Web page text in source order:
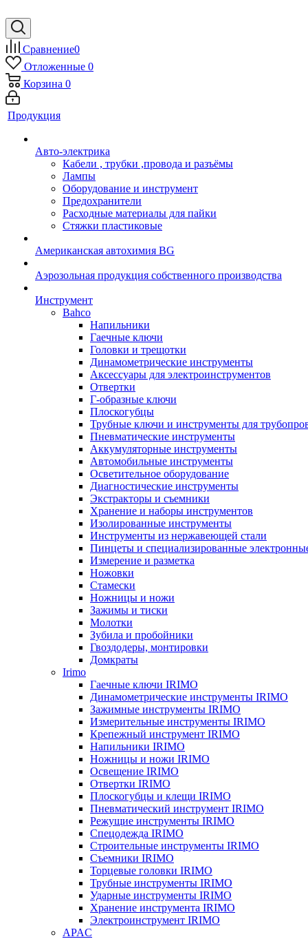
Сравнение0
Отложенные 0
Корзина 0
Продукция
Авто-электрика
Кабели , трубки ,провода и разъёмы
Лампы
Оборудование и инструмент
Предохранители
Расходные материалы для пайки
Стяжки пластиковые
Американская автохимия BG
Аэрозольная продукция собственного производства
Инструмент
Bahco
Напильники
Гаечные ключи
Головки и трещотки
Динамометрические инструменты
Аксессуары для электроинструментов
Отвертки
Г-образные ключи
Плоскогубцы
Трубные ключи и инструменты для
Пневматические инструменты
Аккумуляторные инструменты
Автомобильные инструменты
Осветительное оборудование
Диагностические инструменты
Экстракторы и съемники
Хранение и наборы инструментов
Изолированные инструменты
Инструменты из нержавеющей стали
Пинцеты и специализированные
Измерение и разметка
Ножовки
Стамески
Ножницы и ножи
Зажимы и тиски
Молотки
Зубила и пробойники
Гвоздодеры, монтировки
Домкраты
Irimo
Гаечные ключи IRIMO
Динамометрические инструменты IRIMO
Зажимные инструменты IRIMO
Измерительные инструменты IRIMO
Крепежный инструмент IRIMO
Напильники IRIMO
Ножницы и ножи IRIMO
Освещение IRIMO
Отвертки IRIMO
Плоскогубцы и клещи IRIMO
Пневматический инструмент IRIMO
Режущие инструменты IRIMO
Спецодежда IRIMO
Строительные инструменты IRIMO
Съемники IRIMO
Торцевые головки IRIMO
Трубные инструменты IRIMO
Ударные инструменты IRIMO
Хранение инструмента IRIMO
Электроинструмент IRIMO
APAC